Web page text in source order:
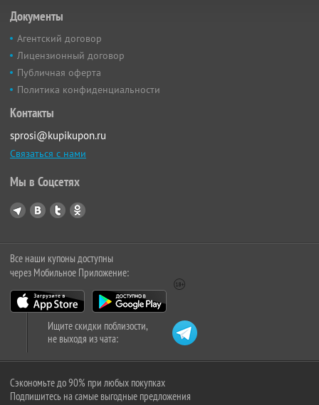
Документы
Агентский договор
Лицензионный договор
Публичная оферта
Политика конфиденциальности
Контакты
sprosi@kupikupon.ru
Связаться с нами
Мы в Соцсетях
Все наши купоны доступны
через Мобильное Приложение:
Ищите скидки поблизости,
не выходя из чата:
Сэкономьте до 90% при любых покупках
Подпишитесь на самые выгодные предложения